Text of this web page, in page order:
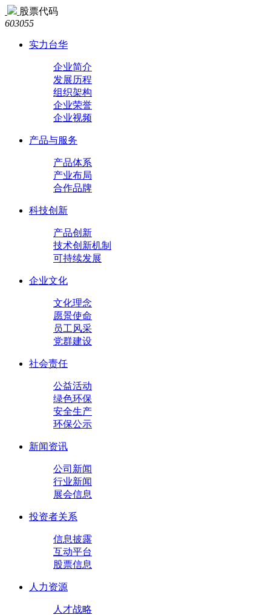
股票代码
603055
实力台华
企业简介
发展历程
组织架构
企业荣誉
企业视频
产品与服务
产品体系
产业布局
合作品牌
科技创新
产品创新
技术创新机制
可持续发展
企业文化
文化理念
愿景使命
员工风采
党群建设
社会责任
公益活动
绿色环保
安全生产
环保公示
新闻资讯
公司新闻
行业新闻
展会信息
投资者关系
信息披露
互动平台
股票信息
人力资源
人才战略